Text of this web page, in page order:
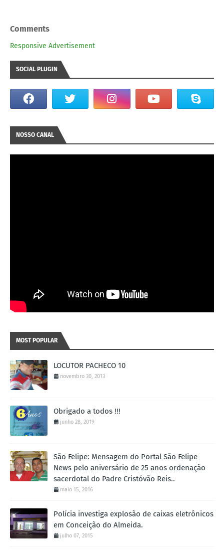
Comments
Responsive Advertisement
SOCIAL PLUGIN
NOSSO CANAL
MOST POPULAR
LOCUTOR PACHECO 10
novembro 30, 2013
Obrigado a todos !!!
junho 28, 2019
São Felipe: Mensagem do Portal São Felipe
News pelo aniversário de 25 anos ordenação
sacerdotal do Padre Cristóvão Reis..
maio 15, 2016
Polícia investiga explosão de caixas eletrônicos
em Conceição do Almeida.
julho 07, 2015